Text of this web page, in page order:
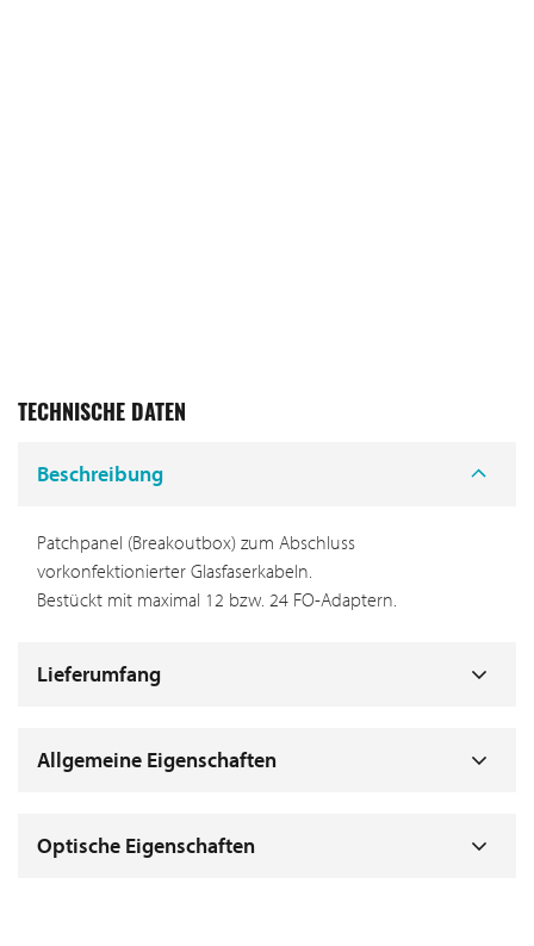
TECHNISCHE DATEN
Beschreibung
Patchpanel (Breakoutbox) zum Abschluss
vorkonfektionierter Glasfaserkabeln.
Bestückt mit maximal 12 bzw. 24 FO-Adaptern.
Lieferumfang
Allgemeine Eigenschaften
Optische Eigenschaften